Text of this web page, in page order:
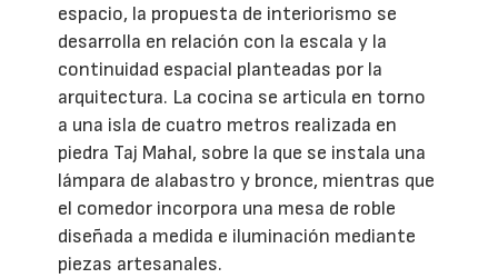
espacio, la propuesta de interiorismo se
desarrolla en relación con la escala y la
continuidad espacial planteadas por la
arquitectura. La cocina se articula en torno
a una isla de cuatro metros realizada en
piedra Taj Mahal, sobre la que se instala una
lámpara de alabastro y bronce, mientras que
el comedor incorpora una mesa de roble
diseñada a medida e iluminación mediante
piezas artesanales.